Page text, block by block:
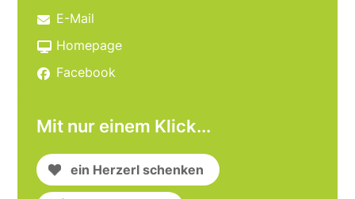
E-Mail
Homepage
Facebook
Mit nur einem Klick...
ein Herzerl schenken